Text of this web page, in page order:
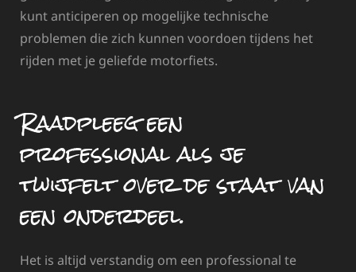
kunt anticiperen op mogelijke technische
problemen die zich kunnen voordoen tijdens het
rijden met je geliefde motorfiets.
Raadpleeg een
professional als je
twijfelt over de staat van
een onderdeel.
Het is altijd verstandig om een professional te